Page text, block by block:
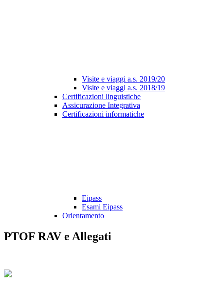
Visite e viaggi a.s. 2019/20
Visite e viaggi a.s. 2018/19
Certificazioni linguistiche
Assicurazione Integrativa
Certificazioni informatiche
Eipass
Esami Eipass
Orientamento
PTOF RAV e Allegati